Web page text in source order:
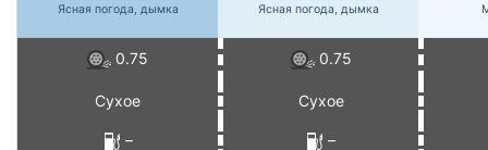
Ясная погода, дымка Ясная погода, дымка
0.75 0.75
Сухое Сухое
– –